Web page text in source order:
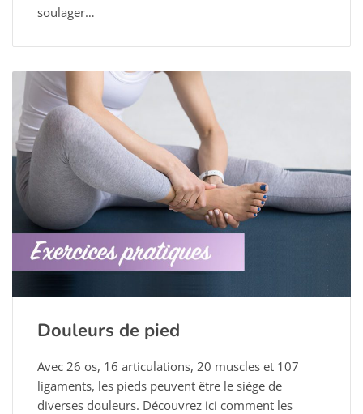
soulager…
Douleurs de pied
Avec 26 os, 16 articulations, 20 muscles et 107
ligaments, les pieds peuvent être le siège de
diverses douleurs. Découvrez ici comment les